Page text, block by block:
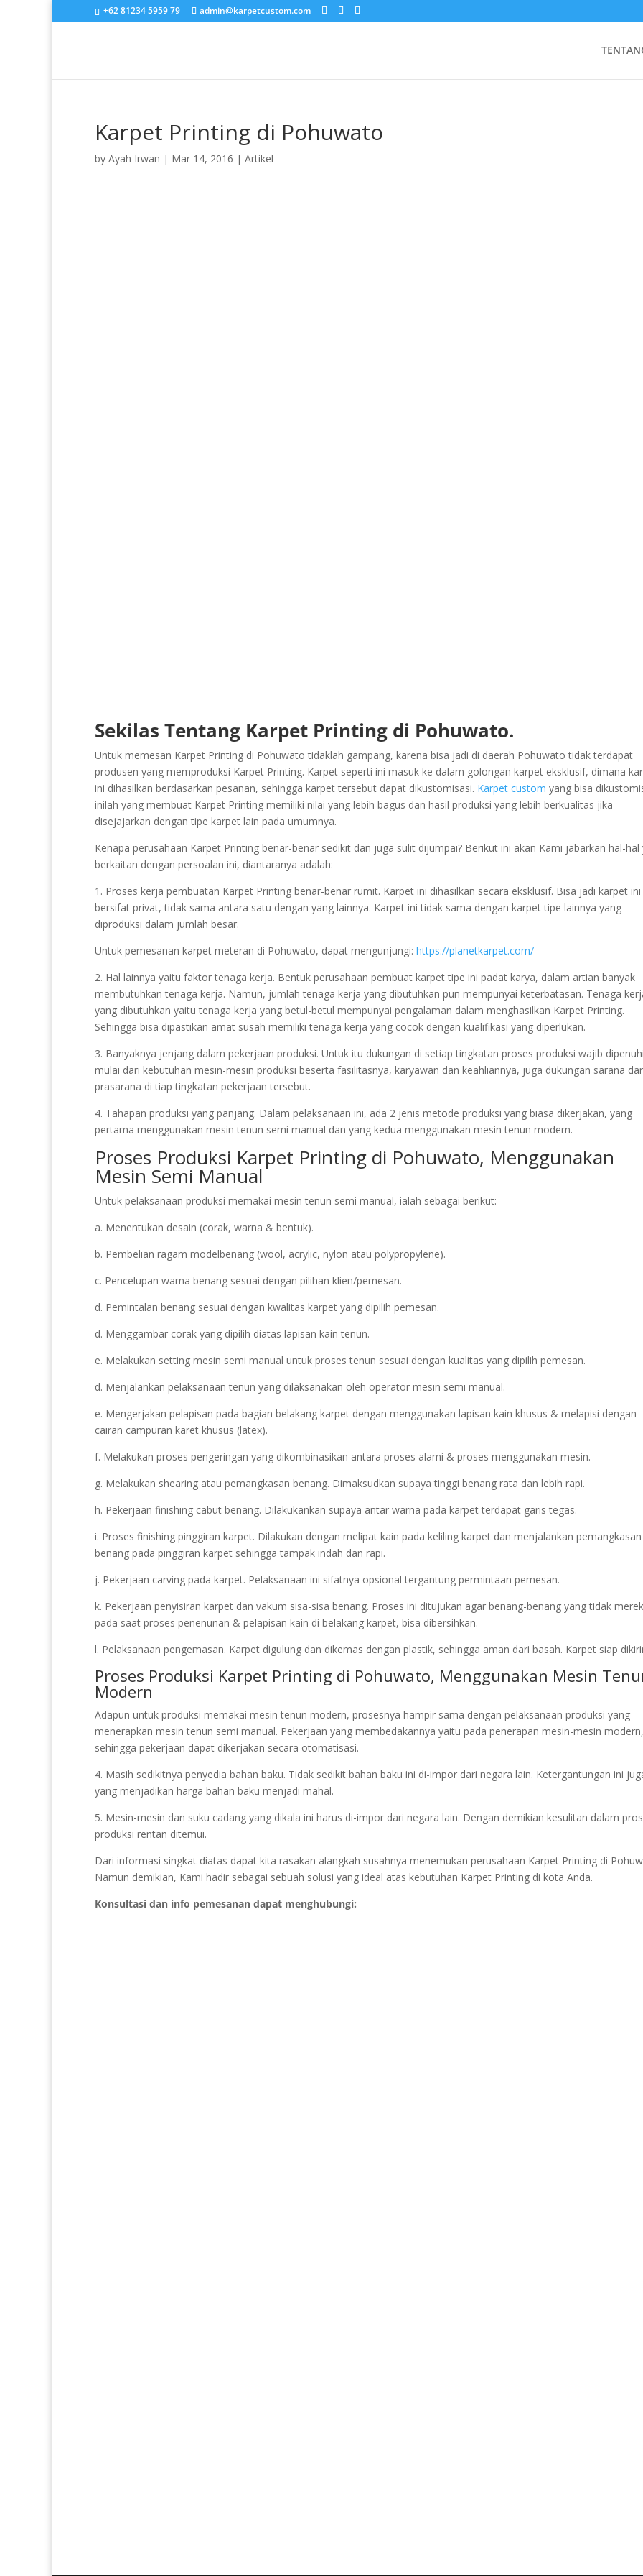
+62 81234 5959 79 admin@karpetcustom.com
Karpet Printing di Pohuwato
by Ayah Irwan | Mar 14, 2016 | Artikel
Sekilas Tentang Karpet Printing di Pohuwato.
Untuk memesan Karpet Printing di Pohuwato tidaklah gampang, karena bisa jadi di daerah Pohuwato tidak terdapat
produsen yang memproduksi Karpet Printing. Karpet seperti ini masuk ke dalam golongan karpet eksklusif, dimana
ini dihasilkan berdasarkan pesanan, sehingga karpet tersebut dapat dikustomisasi. Karpet custom yang bisa
inilah yang membuat Karpet Printing memiliki nilai yang lebih bagus dan hasil produksi yang lebih berkualitas jika
disejajarkan dengan tipe karpet lain pada umumnya.
Kenapa perusahaan Karpet Printing benar-benar sedikit dan juga sulit dijumpai? Berikut ini akan Kami jabarkan hal-hal
berkaitan dengan persoalan ini, diantaranya adalah:
1. Proses kerja pembuatan Karpet Printing benar-benar rumit. Karpet ini dihasilkan secara eksklusif. Bisa jadi karpet ini
bersifat privat, tidak sama antara satu dengan yang lainnya. Karpet ini tidak sama dengan karpet tipe lainnya yang
diproduksi dalam jumlah besar.
Untuk pemesanan karpet meteran di Pohuwato, dapat mengunjungi: https://planetkarpet.com/
2. Hal lainnya yaitu faktor tenaga kerja. Bentuk perusahaan pembuat karpet tipe ini padat karya, dalam artian banyak
membutuhkan tenaga kerja. Namun, jumlah tenaga kerja yang dibutuhkan pun mempunyai keterbatasan. Tenaga
yang dibutuhkan yaitu tenaga kerja yang betul-betul mempunyai pengalaman dalam menghasilkan Karpet Printing.
Sehingga bisa dipastikan amat susah memiliki tenaga kerja yang cocok dengan kualifikasi yang diperlukan.
3. Banyaknya jenjang dalam pekerjaan produksi. Untuk itu dukungan di setiap tingkatan proses produksi wajib
mulai dari kebutuhan mesin-mesin produksi beserta fasilitasnya, karyawan dan keahliannya, juga dukungan sarana
prasarana di tiap tingkatan pekerjaan tersebut.
4. Tahapan produksi yang panjang. Dalam pelaksanaan ini, ada 2 jenis metode produksi yang biasa dikerjakan, yang
pertama menggunakan mesin tenun semi manual dan yang kedua menggunakan mesin tenun modern.
Proses Produksi Karpet Printing di Pohuwato, Menggunakan
Mesin Semi Manual
Untuk pelaksanaan produksi memakai mesin tenun semi manual, ialah sebagai berikut:
a. Menentukan desain (corak, warna & bentuk).
b. Pembelian ragam modelbenang (wool, acrylic, nylon atau polypropylene).
c. Pencelupan warna benang sesuai dengan pilihan klien/pemesan.
d. Pemintalan benang sesuai dengan kwalitas karpet yang dipilih pemesan.
d. Menggambar corak yang dipilih diatas lapisan kain tenun.
e. Melakukan setting mesin semi manual untuk proses tenun sesuai dengan kualitas yang dipilih pemesan.
d. Menjalankan pelaksanaan tenun yang dilaksanakan oleh operator mesin semi manual.
e. Mengerjakan pelapisan pada bagian belakang karpet dengan menggunakan lapisan kain khusus & melapisi dengan
cairan campuran karet khusus (latex).
f. Melakukan proses pengeringan yang dikombinasikan antara proses alami & proses menggunakan mesin.
g. Melakukan shearing atau pemangkasan benang. Dimaksudkan supaya tinggi benang rata dan lebih rapi.
h. Pekerjaan finishing cabut benang. Dilakukankan supaya antar warna pada karpet terdapat garis tegas.
i. Proses finishing pinggiran karpet. Dilakukan dengan melipat kain pada keliling karpet dan menjalankan pemangkasan
benang pada pinggiran karpet sehingga tampak indah dan rapi.
j. Pekerjaan carving pada karpet. Pelaksanaan ini sifatnya opsional tergantung permintaan pemesan.
k. Pekerjaan penyisiran karpet dan vakum sisa-sisa benang. Proses ini ditujukan agar benang-benang yang tidak
pada saat proses penenunan & pelapisan kain di belakang karpet, bisa dibersihkan.
l. Pelaksanaan pengemasan. Karpet digulung dan dikemas dengan plastik, sehingga aman dari basah. Karpet siap
Proses Produksi Karpet Printing di Pohuwato, Menggunakan Mesin
Modern
Adapun untuk produksi memakai mesin tenun modern, prosesnya hampir sama dengan pelaksanaan produksi yang
menerapkan mesin tenun semi manual. Pekerjaan yang membedakannya yaitu pada penerapan mesin-mesin modern,
sehingga pekerjaan dapat dikerjakan secara otomatisasi.
4. Masih sedikitnya penyedia bahan baku. Tidak sedikit bahan baku ini di-impor dari negara lain. Ketergantungan ini
yang menjadikan harga bahan baku menjadi mahal.
5. Mesin-mesin dan suku cadang yang dikala ini harus di-impor dari negara lain. Dengan demikian kesulitan dalam
produksi rentan ditemui.
Dari informasi singkat diatas dapat kita rasakan alangkah susahnya menemukan perusahaan Karpet Printing di
Namun demikian, Kami hadir sebagai sebuah solusi yang ideal atas kebutuhan Karpet Printing di kota Anda.
Konsultasi dan info pemesanan dapat menghubungi: